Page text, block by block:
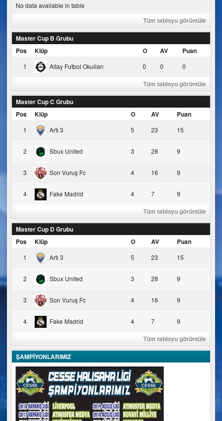
No data available in table
Tüm tabloyu görüntüle
Master Cup B Grubu
Pos
Klüp O AV Puan
1 Altay Futbol Okulları 0 0 0
Tüm tabloyu görüntüle
Master Cup C Grubu
Pos
Klüp O AV Puan
1 Artı 3 5 23 15
2 Sbux United 3 28 9
3 Son Vuruş Fc 4 16 9
4 Fake Madrid 4 7 9
Tüm tabloyu görüntüle
Master Cup D Grubu
Pos
Klüp O AV Puan
1 Artı 3 5 23 15
2 Sbux United 3 28 9
3 Son Vuruş Fc 4 16 9
4 Fake Madrid 4 7 9
Tüm tabloyu görüntüle
ŞAMPİYONLARIMIZ